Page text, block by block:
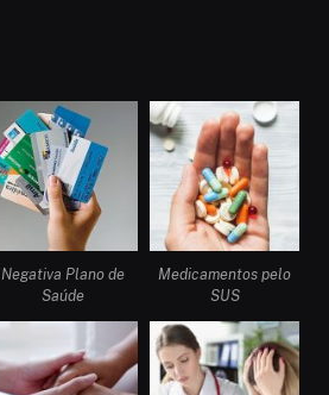
Negativa Plano de
Saúde
Medicamentos pelo
SUS